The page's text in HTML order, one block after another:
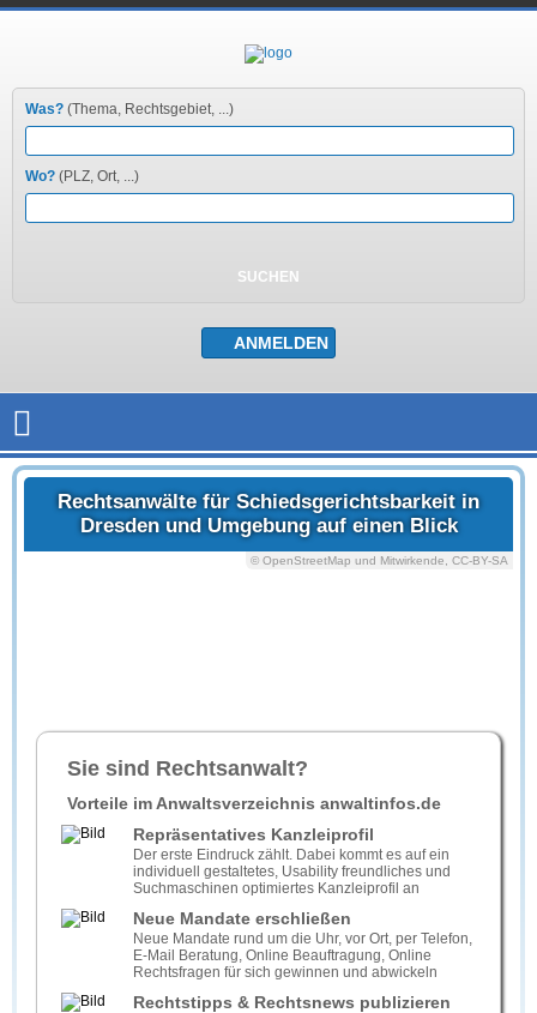
Was? (Thema, Rechtsgebiet, ...)
Wo? (PLZ, Ort, ...)
Rechtsanwälte für Schiedsgerichtsbarkeit in
Dresden und Umgebung auf einen Blick
© OpenStreetMap und Mitwirkende, CC-BY-SA
Sie sind Rechtsanwalt?
Vorteile im Anwaltsverzeichnis anwaltinfos.de
Repräsentatives Kanzleiprofil
Der erste Eindruck zählt. Dabei kommt es auf ein
individuell gestaltetes, Usability freundliches und
Suchmaschinen optimiertes Kanzleiprofil an
Neue Mandate erschließen
Neue Mandate rund um die Uhr, vor Ort, per Telefon,
E-Mail Beratung, Online Beauftragung, Online
Rechtsfragen für sich gewinnen und abwickeln
Rechtstipps & Rechtsnews publizieren